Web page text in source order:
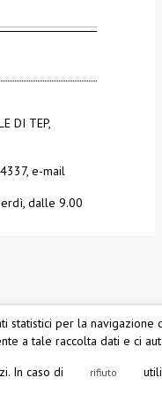
DI TEP,
e-mail
dalle 9.00
statistici per la navigazione
a tale raccolta dati e ci
In caso di
rifiuto